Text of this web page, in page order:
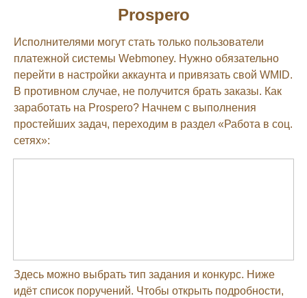
Prospero
Исполнителями могут стать только пользователи
платежной системы Webmoney. Нужно обязательно
перейти в настройки аккаунта и привязать свой WMID.
В противном случае, не получится брать заказы. Как
заработать на Prospero? Начнем с выполнения
простейших задач, переходим в раздел «Работа в соц.
сетях»:
Здесь можно выбрать тип задания и конкурс. Ниже
идёт список поручений. Чтобы открыть подробности,